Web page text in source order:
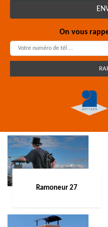
On vous
Ramoneur 27